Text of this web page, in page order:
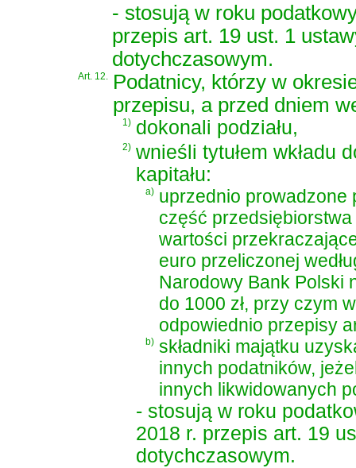
- stosują w roku
przepis art. 19 ust. 1
dotychczasowym.
Art. 12.
Podatnicy, którzy w
przepisu, a przed dniem
1) dokonali podziału,
2) wnieśli tytułem wkładu
kapitału:
a) uprzednio prowadzone
część
wartości
euro przeliczonej
Narodowy Bank Polski
do 1000 zł, przy czym
odpowiednio przepisy
b) składniki majątku
innych podatników,
innych likwidowanych
- stosują w roku
2018 r. przepis art. 19
dotychczasowym.